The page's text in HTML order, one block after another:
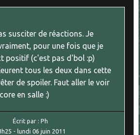
susciter de réactions. Je
pour une fois que je
positif (c'est pas d'bol :p)
tous les deux dans cette
de spoiler. Faut aller le voir
en salle :)
Écrit par : Ph
-lundi 06 juin 2011